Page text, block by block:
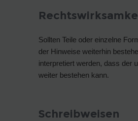
Sollten Teile oder einzelne
der Hinweise weiterhin
interpretiert werden, dass der
weiter bestehen kann.
Schreibweisen